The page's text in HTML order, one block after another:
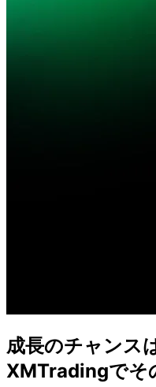
成長のチャンス
XMTradingでそ